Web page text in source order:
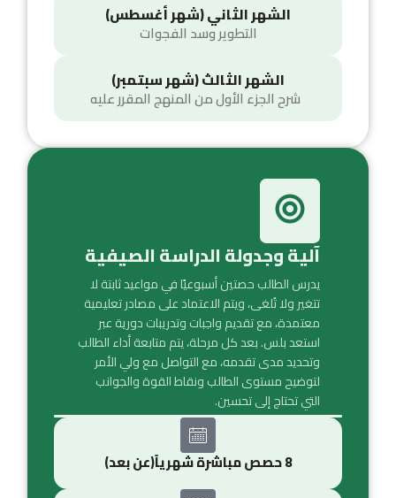
الشهر الثاني (شهر أغسطس)
التطوير وسد الفجوات
الشهر الثالث (شهر سبتمبر)
شرح الجزء الأول من المنهج المقرر عليه
آلية وجدولة الدراسة الصيفية
يدرس الطالب حصتين أسبوعيًا في مواعيد ثابتة لا
تتغير ولا تُلغى، ويتم الاعتماد على مصادر تعليمية
معتمدة، مع تقديم واجبات وتدريبات دورية عبر
استعد بلس. بعد كل مرحلة، يتم متابعة أداء الطالب
وتحديد مدى تقدمه، مع التواصل مع ولي الأمر
لتوضيح مستوى الطالب ونقاط القوة والجوانب
التي تحتاج إلى تحسين.
8 حصص مباشرة شهرياً(عن بعد)